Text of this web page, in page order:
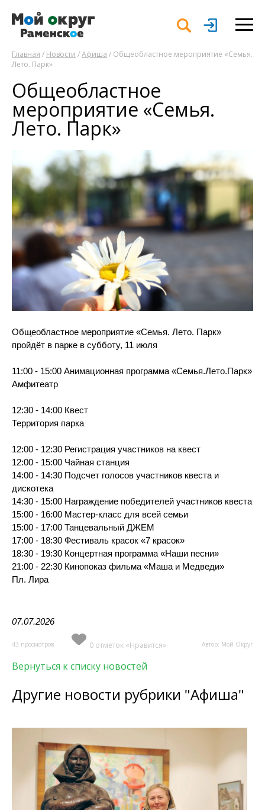
Главная / Новости /Афиша / Общеобластное мероприятие «Семья.
Лето. Парк»
Общеобластное
мероприятие «Семья.
Лето. Парк»
Общеобластное мероприятие «Семья. Лето. Парк»
пройдёт в парке в субботу, 11 июля
11:00 - 15:00 Анимационная программа «Семья.Лето.Парк»
Амфитеатр
12:30 - 14:00 Квест
Территория парка
12:00 - 12:30 Регистрация участников на квест
12:00 - 15:00 Чайная станция
14:00 - 14:30 Подсчет голосов участников квеста и
дискотека
14:30 - 15:00 Награждение победителей участников квеста
15:00 - 16:00 Мастер-класс для всей семьи
15:00 - 17:00 Танцевальный ДЖЕМ
17:00 - 18:30 Фестиваль красок «7 красок»
18:30 - 19:30 Концертная программа «Наши песни»
21:00 - 22:30 Кинопоказ фильма «Маша и Медведи»
Пл. Лира
07.07.2026
43 просмотров 0 отметок «Нравится» Автор: Мой Округ
Вернуться к списку новостей
Другие новости рубрики "Афиша"